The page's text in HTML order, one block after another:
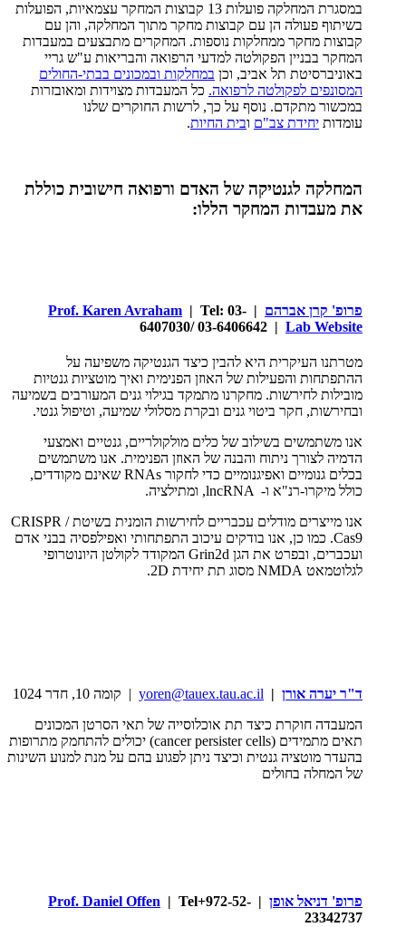
במסגרת המחלקה פועלות 13 קבוצות המחקר עצמאיות, הפועלות
בשיתוף פעולה הן עם קבוצות מחקר מתוך המחלקה, והן עם
קבוצות מחקר ממחלקות נוספות. המחקרים מתבצעים במעבדות
המחקר בבניין הפקולטה למדעי הרפואה והבריאות ע"ש גריי
באוניברסיטת תל אביב, וכן במחלקות ובמכונים בבתי-החולים
המסונפים לפקולטה לרפואה. כל המעבדות מצוידות ומאובזרות
במכשור מתקדם. נוסף על כך, לרשות החוקרים שלנו
עומדות יחידת צב"ם ובית החיות.
המחלקה לגנטיקה של האדם ורפואה חישובית כוללת
את מעבדות המחקר הללו:
פרופ' קרן אברהם |
Prof. Karen Avraham | Tel: 03-
6407030/ 03-6406642 | Lab Website
מטרתנו העיקרית היא להבין כיצד הגנטיקה משפיעה על
ההתפתחות והפעילות של האוזן הפנימית ואיך מוטציות גנטיות
מובילות לחירשות. מחקרנו מתמקד בגילוי גנים המעורבים בשמיעה
ובחירשות, חקר ביטוי גנים ובקרת מסלולי שמיעה, וטיפול גנטי.
אנו משתמשים בשילוב של כלים מולקולריים, גנטיים ואמצעי
הדמיה לצורך ניתוח והבנה של האוזן הפנימית. אנו משתמשים
בכלים גנומיים ואפיגנומיים כדי לחקור RNAs שאינם מקודדים,
כולל מיקרו-רנ"א ו- lncRNA, ומתילציה.
אנו מייצרים מודלים עכבריים לחירשות הומנית בשיטתCRISPR /
Cas9. כמו כן, אנו בודקים עיכוב התפתחותי ואפילפסיה בבני אדם
ועכברים, ובפרט את הגן Grin2d המקודד לקולטן היונוטרופי
לגלוטמאט NMDA מסוג תת יחידת 2D
.
ד"ר יערה אורן |
yoren@tauex.tau.ac.il | קומה 10, חדר 1024
המעבדה חוקרת כיצד תת אוכלוסייה של תאי הסרטן המכונים
תאים מתמידים (cancer persister cells) יכולים להתחמק מתרופות
בהעדר מוטציה גנטית וכיצד ניתן לפגוע בהם על מנת למנוע השינות
של המחלה בחולים
פרופ' דניאל אופן |
Prof. Daniel Offen | Tel+972-52-
23342737